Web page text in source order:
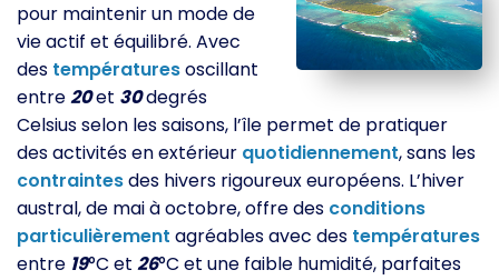
pour maintenir un mode de
vie actif et équilibré. Avec
des températuresoscillant
entre20et 30degrés
Celsius selon les saisons, l’île permet de pratiquer
des activités en extérieur quotidiennement, sans les
contraintesdes hivers rigoureux européens. L’hiver
austral, de mai à octobre, offre des conditions
particulièrement agréables avec des températures
entre 19°C et 26°C et une faible humidité, parfaites